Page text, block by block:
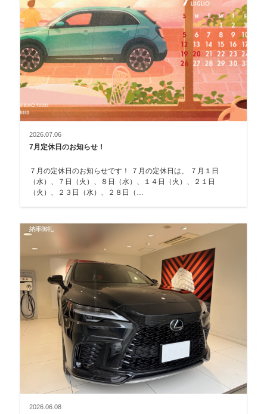
2026.07.06
7月定休日のお知らせ！
７月の定休日のお知らせです！ ７月の定休日は、 ７月１日
（水）、７日（火）、８日（水）、１４日（火）、２１日
（火）、２３日（水）、２８日（…
納車御礼
2026.06.08